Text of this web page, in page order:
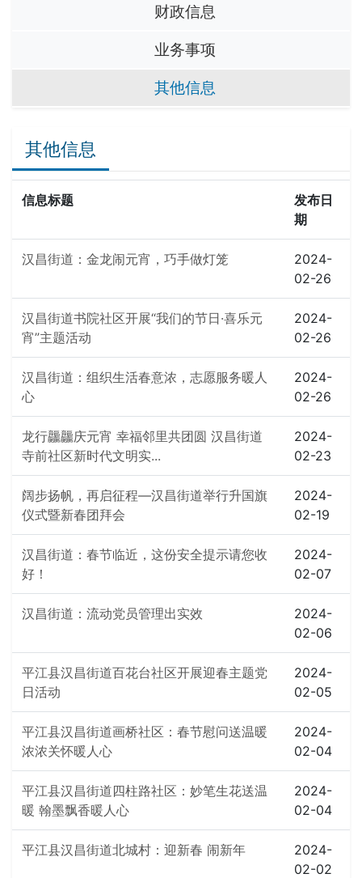
财政信息
业务事项
其他信息
其他信息
信息标题
发布日
期
汉昌街道：金龙闹元宵，巧手做灯笼
2024-
02-26
汉昌街道书院社区开展“我们的节日·喜乐元
宵”主题活动
2024-
02-26
汉昌街道：组织生活春意浓，志愿服务暖人
心
2024-
02-26
龙行龘龘庆元宵 幸福邻里共团圆 汉昌街道
寺前社区新时代文明实...
2024-
02-23
阔步扬帆，再启征程—汉昌街道举行升国旗
仪式暨新春团拜会
2024-
02-19
汉昌街道：春节临近，这份安全提示请您收
好！
2024-
02-07
汉昌街道：流动党员管理出实效
2024-
02-06
平江县汉昌街道百花台社区开展迎春主题党
日活动
2024-
02-05
平江县汉昌街道画桥社区：春节慰问送温暖
浓浓关怀暖人心
2024-
02-04
平江县汉昌街道四柱路社区：妙笔生花送温
暖 翰墨飘香暖人心
2024-
02-04
平江县汉昌街道北城村：迎新春 闹新年
2024-
02-02